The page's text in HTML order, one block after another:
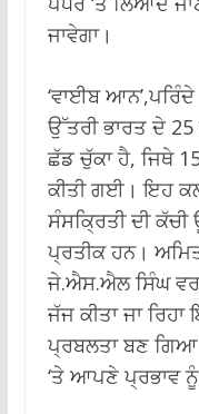
ਜਾਵੇਗਾ।
‘ਵਾਈਬ
ਉੱਤਰੀ ਭਾਰਤ ਦੇ 25
ਛੱਡ ਚੁੱਕਾ ਹੈ, ਜਿਥੇ
ਕੀਤੀ ਗਈ। ਇਹ
ਸੰਸਕ੍ਰਿਤੀ ਦੀ
ਪ੍ਰਤੀਕ ਹਨ।
ਜੇ.ਐਸ.ਐਲ ਸਿੰਘ
ਜੱਜ ਕੀਤਾ ਜਾ
ਪ੍ਰਬਲਤਾ ਬਣ
‘ਤੇ ਆਪਣੇ ਪ੍ਰਭਾਵ ਨੂੰ